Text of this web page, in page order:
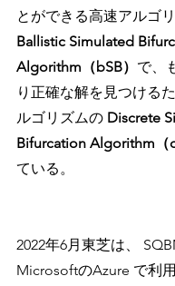
とができる高速アルゴ
Ballistic Simulated
Algorithm（bSB） で、
り正確な解を見つける
ルゴリズムの Discrete
Bifurcation Algorithm（
ている。
2022年6月東芝は、
MicrosoftのAzure で利